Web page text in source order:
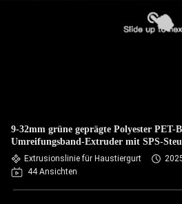
9-32mm grüne geprägte Polyester PET-
Umreifungsband-Extruder mit SPS-
Extrusionslinie für Haustiergurt
44 Ansichten